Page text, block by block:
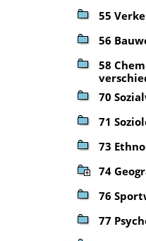
55
56
58
70
71
73
74
76
77